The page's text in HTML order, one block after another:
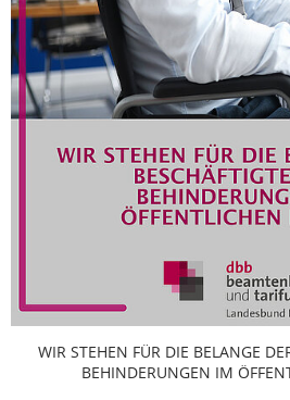
WIR STEHEN FÜR DIE BELANGE
BEHINDERUNGEN IM